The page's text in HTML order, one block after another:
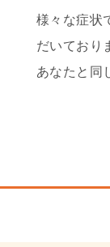
様々な症状
だいており
あなたと同